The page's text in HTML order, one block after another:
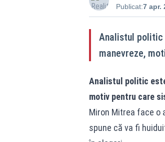
Publicat:7 apr.
Analistul politic
manevreze,
Analistul politic
motiv pentru care
Miron Mitrea face o
spune că va fi